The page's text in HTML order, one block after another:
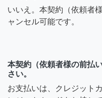
いいえ。本契約（依頼者
ャンセル可能です。
本契約（依頼者様の前払
さい。
お支払いは、クレジット